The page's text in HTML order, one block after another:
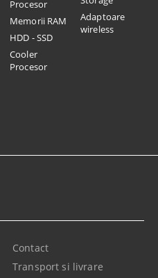
Procesor
Memorii RAM
HDD - SSD
Cooler
Procesor
Adaptoare
wireless
Contact
Transport si livrare